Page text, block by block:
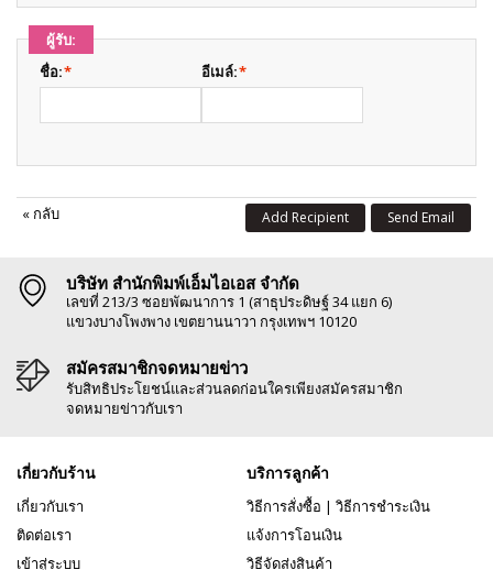
ผู้รับ:
*
ชื่อ: *
อีเมล์:
« กลับ Send Email
Add Recipient
บริษัท สำนักพิมพ์เอ็มไอเอส จำกัด
เลขที่ 213/3 ซอยพัฒนาการ 1 (สาธุประดิษฐ์ 34 แยก 6)
แขวงบางโพงพาง เขตยานนาวา กรุงเทพฯ 10120
สมัครสมาชิกจดหมายข่าว
รับสิทธิประโยชน์และส่วนลดก่อนใครเพียงสมัครสมาชิก
จดหมายข่าวกับเรา
เกี่ยวกับร้าน
เกี่ยวกับเรา
ติดต่อเรา
เข้าสู่ระบบ
บริการลูกค้า
วิธีการสั่งซื้อ | วิธีการชำระเงิน
แจ้งการโอนเงิน
วิธีจัดส่งสินค้า